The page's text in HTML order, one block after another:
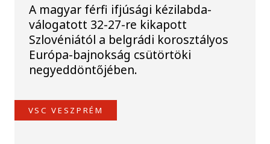
A magyar férfi ifjúsági kézilabda-
válogatott 32-27-re kikapott
Szlovéniától a belgrádi korosztályos
Európa-bajnokság csütörtöki
negyeddöntőjében.
VSC VESZPRÉM